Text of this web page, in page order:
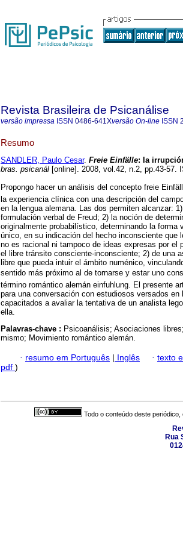
Revista Brasileira de Psicanálise
versão impressa ISSN 0486-641Xversão On-line ISSN
Resumo
SANDLER, Paulo Cesar. Freie Einfälle: la
bras. psicanál [online]. 2008, vol.42, n.2, pp.43-57.
Propongo hacer un análisis del concepto freie
la experiencia clínica con una descripción del
en la lengua alemana. Las dos permiten alcanzar:
formulación verbal de Freud; 2) la noción de
originalmente probabilístico, determinando la forma
único, en su indicación del hecho inconsciente que
no es racional ni tampoco de ideas expresas por el
el libre tránsito consciente-inconsciente; 2) de una
libre que pueda intuir el ámbito numénico,
sentido más próximo al de tornarse y estar uno
término romántico alemán einfuhlung. El presente
para una conversación con estudiosos versados en
capacitados a avaliar la tentativa de un analista
ella.
Palavras-chave : Psicoanálisis; Asociaciones
mismo; Movimiento romántico alemán.
· resumo em Português | Inglês · texto
pdf )
Todo o conteúdo deste
Rua